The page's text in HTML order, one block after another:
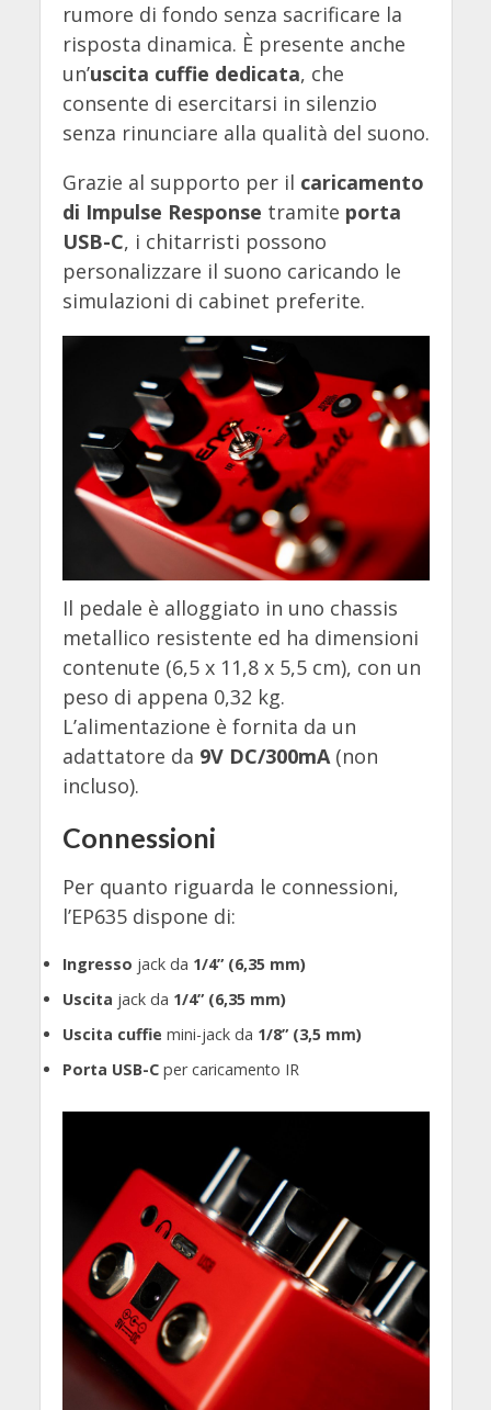
rumore di fondo senza sacrificare la
risposta dinamica. È presente anche
un’uscita cuffie dedicata, che
consente di esercitarsi in silenzio
senza rinunciare alla qualità del suono.
Grazie al supporto per il caricamento
di Impulse Response tramite porta
USB-C, i chitarristi possono
personalizzare il suono caricando le
simulazioni di cabinet preferite.
Il pedale è alloggiato in uno chassis
metallico resistente ed ha dimensioni
contenute (6,5 x 11,8 x 5,5 cm), con un
peso di appena 0,32 kg.
L’alimentazione è fornita da un
adattatore da 9V DC/300mA(non
incluso).
Connessioni
Per quanto riguarda le connessioni,
l’EP635 dispone di:
Ingresso jack da 1/4” (6,35 mm)
Uscita jack da 1/4” (6,35 mm)
Uscita cuffie mini-jack da 1/8” (3,5 mm)
Porta USB-Cper caricamento IR